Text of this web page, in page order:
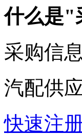
什么是"
采购信
汽配供
快速注